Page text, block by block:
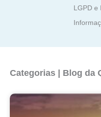
LGPD e
Categorias | Blog da